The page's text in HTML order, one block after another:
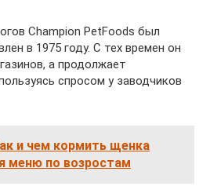
Champion PetFoods был
в 1975 году. С тех времен он
а продолжает
спросом у заводчиков
и чем кормить щенка
меню по возростам